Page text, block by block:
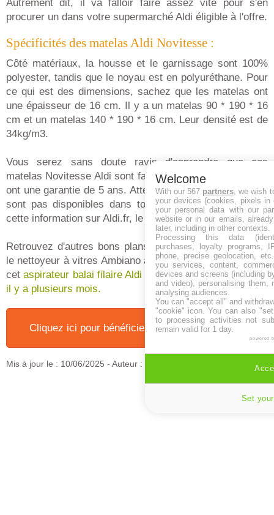
Autrement dit, il va falloir faire assez vite pour s'en
procurer un dans votre supermarché Aldi éligible à l'offre.
Spécificités des matelas Aldi Novitesse :
Côté matériaux, la housse et le garnissage sont 100%
polyester, tandis que le noyau est en polyuréthane. Pour
ce qui est des dimensions, sachez que les matelas ont
une épaisseur de 16 cm. Il y a un matelas 90 * 190 * 16
cm et un matelas 140 * 190 * 16 cm. Leur densité est de
34kg/m3.
Vous serez sans doute ravis d'apprendre que ces
matelas Novitesse Aldi sont fabriqués en Europe et qu'ils
ont une garantie de 5 ans. Attention, certains produits ne
sont pas disponibles dans tous les magasins. Vérifiez
cette information sur Aldi.fr, le site officiel de Aldi France.
Retrouvez d'autres bons plans Aldi en ce moment avec
le nettoyeur à vitres Ambiano à un tarif sympa. De retour
cetaspirateur balai filaire Aldi qui a déjà connu le succès
il y a plusieurs mois.
Cliquez ici pour bénéficier de "Notre bon plan" !
Mis à jour le : 10/06/2025 - Auteur : Jeremy
Welcome
With our 567 partners, we wish
your devices (cookies, pixels
your personal data with our
website or in our emails,
later, including in other contexts.
Processing this data
purchases, loyalty programs,
phone, precise geolocation,
you services, content,
devices and screens (including
and video), personalising them,
analysing audiences.
You can "accept all" and
"cookie" icon. You can also
to processing activities not
remain valid for 1 day.
powered
Set